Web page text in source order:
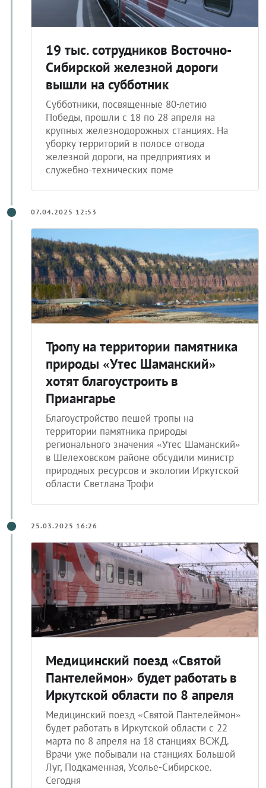
19 тыс. сотрудников Восточно-
Сибирской железной дороги
вышли на субботник
Субботники, посвященные 80-летию
Победы, прошли c 18 по 28 апреля на
крупных железнодорожных станциях. На
уборку территорий в полосе отвода
железной дороги, на предприятиях и
служебно-технических поме
07.04.2025 12:53
Тропу на территории памятника
природы «Утес Шаманский»
хотят благоустроить в
Приангарье
Благоустройство пешей тропы на
территории памятника природы
регионального значения «Утес Шаманский»
в Шелеховском районе обсудили министр
природных ресурсов и экологии Иркутской
области Светлана Трофи
25.03.2025 16:26
Медицинский поезд «Святой
Пантелеймон» будет работать в
Иркутской области по 8 апреля
Медицинский поезд «Святой Пантелеймон»
будет работать в Иркутской области с 22
марта по 8 апреля на 18 станциях ВСЖД.
Врачи уже побывали на станциях Большой
Луг, Подкаменная, Усолье-Сибирское.
Сегодня